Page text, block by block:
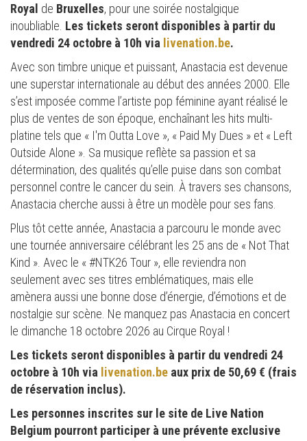
Royal de Bruxelles, pour une soirée nostalgique
inoubliable. Les tickets seront disponibles à partir du
vendredi 24 octobre à 10h via livenation.be.
Avec son timbre unique et puissant, Anastacia est devenue
une superstar internationale au début des années 2000. Elle
s’est imposée comme l’artiste pop féminine ayant réalisé le
plus de ventes de son époque, enchaînant les hits multi-
platine tels que « I'm Outta Love », « Paid My Dues » et « Left
Outside Alone ». Sa musique reflète sa passion et sa
détermination, des qualités qu’elle puise dans son combat
personnel contre le cancer du sein. À travers ses chansons,
Anastacia cherche aussi à être un modèle pour ses fans.
Plus tôt cette année, Anastacia a parcouru le monde avec
une tournée anniversaire célébrant les 25 ans de « Not That
Kind ». Avec le « #NTK26 Tour », elle reviendra non
seulement avec ses titres emblématiques, mais elle
amènera aussi une bonne dose d’énergie, d’émotions et de
nostalgie sur scène. Ne manquez pas Anastacia en concert
le dimanche 18 octobre 2026 au Cirque Royal !
Les tickets seront disponibles à partir du vendredi 24
octobre à 10h via livenation.be aux prix de 50,69 € (frais
de réservation inclus).
Les personnes inscrites sur le site de Live Nation
Belgium pourront participer à une prévente exclusive